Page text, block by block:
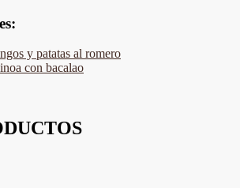
y patatas al romero
con bacalao